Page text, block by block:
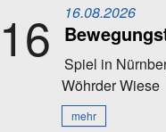
16 16.08.2026
Spiel in
Wöhrder Wiese
mehr